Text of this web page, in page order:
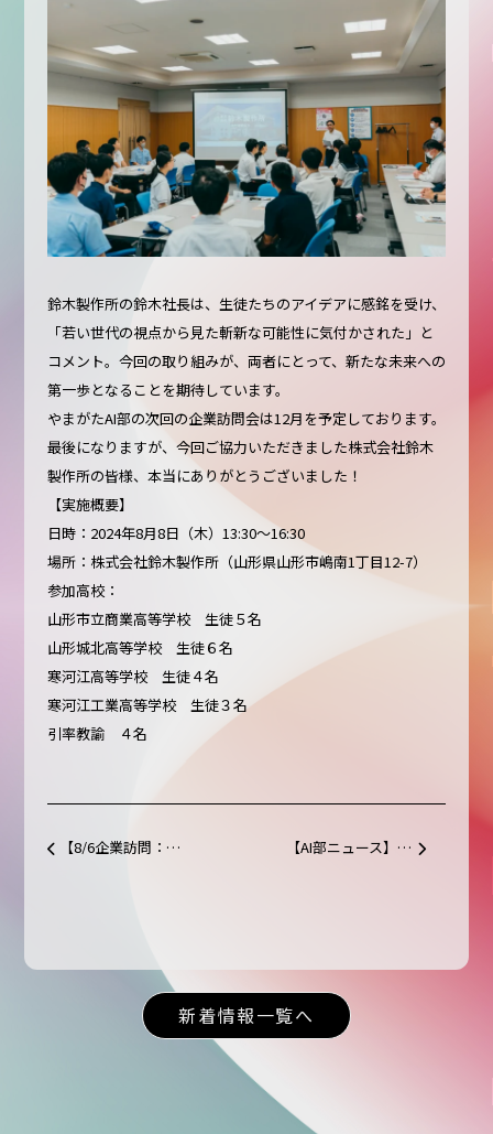
鈴木製作所の鈴木社長は、生徒たちのアイデアに感銘を受け、
「若い世代の視点から見た斬新な可能性に気付かされた」と
コメント。今回の取り組みが、両者にとって、新たな未来への
第一歩となることを期待しています。
やまがたAI部の次回の企業訪問会は12月を予定しております。
最後になりますが、今回ご協力いただきました株式会社鈴木
製作所の皆様、本当にありがとうございました！
【実施概要】
日時：2024年8月8日（木）13:30〜16:30
場所：株式会社鈴木製作所（山形県山形市嶋南1丁目12-7）
参加高校：
山形市立商業高等学校 生徒５名
山形城北高等学校 生徒６名
寒河江高等学校 生徒４名
寒河江工業高等学校 生徒３名
引率教諭 ４名
【8/6企業訪問：ハイメカ株式会社】世界トップシェアの技術に触れ、未来を描く① 【AI部ニュース】山形県のAI教育を加速！やまがたAI部とLINEヤフー、キラメックス3社が協定締結
新着情報一覧へ